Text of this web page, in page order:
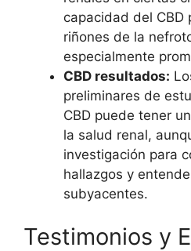
capacidad del CBD
riñones de la
especialmente
CBD resultados:
preliminares de
CBD puede tener
la salud renal,
investigación para
hallazgos y
subyacentes.
Testimonios y